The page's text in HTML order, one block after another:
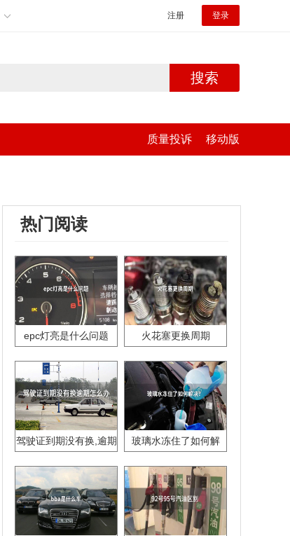
注册 登录
搜索
质量投诉 移动版
热门阅读
epc灯亮是什么问题 火花塞更换周期
驾驶证到期没有换,逾期
玻璃水冻住了如何解